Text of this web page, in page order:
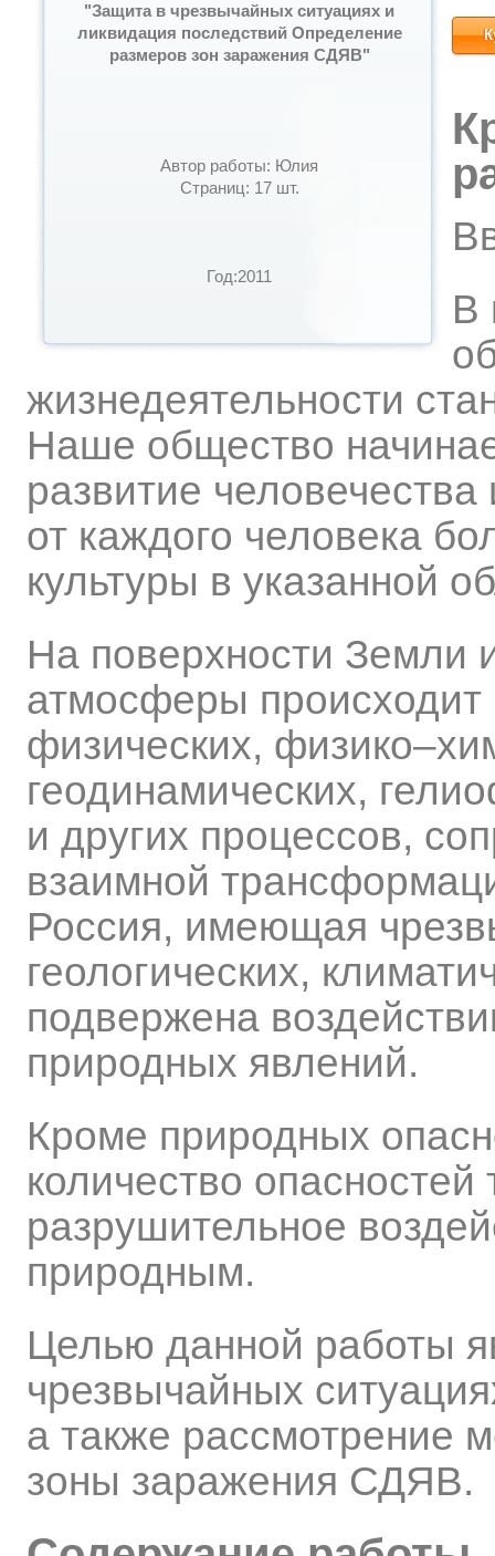
"Защита в чрезвычайных ситуациях и
ликвидация последствий Определение
размеров зон заражения СДЯВ"
Автор работы: Юлия
Страниц: 17 шт.
Год:2011
В
жизнедеятельности
Наше общество
развитие
от каждого человека
культуры в указанной
На поверхности Земли
атмосферы
физических,
геодинамических,
и других процессов,
взаимной
Россия, имеющая
геологических,
подвержена
природных явлений.
Кроме природных
количество опасностей
разрушительное
природным.
Целью данной работы
чрезвычайных
а также рассмотрение
зоны заражения СДЯВ.